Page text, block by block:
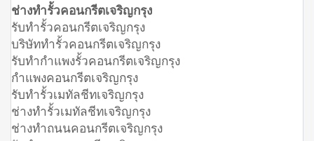
ช่างทำรั้วคอนกรีตเจริญกรุง
รับทำรั้วคอนกรีตเจริญกรุง
บริษัททำรั้วคอนกรีตเจริญกรุง
รับทำกำแพงรั้วคอนกรีตเจริญกรุง
กำแพงคอนกรีตเจริญกรุง
รับทำรั้วเมทัลชีทเจริญกรุง
ช่างทำรั้วเมทัลชีทเจริญกรุง
ช่างทำถนนคอนกรีตเจริญกรุง